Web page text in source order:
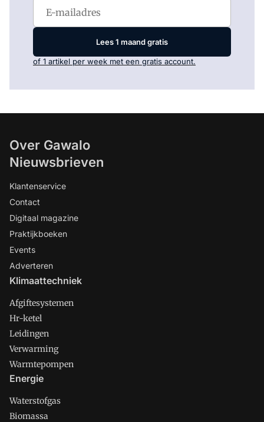
Lees 1 maand gratis
of 1 artikel per week met een gratis account.
Over Gawalo
Nieuwsbrieven
Klantenservice
Contact
Digitaal magazine
Praktijkboeken
Events
Adverteren
Klimaattechniek
Afgiftesystemen
Hr-ketel
Leidingen
Verwarming
Warmtepompen
Energie
Waterstofgas
Biomassa